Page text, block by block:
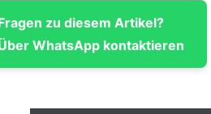
zu diesem Artikel?
WhatsApp kontaktieren